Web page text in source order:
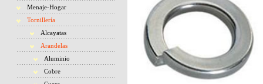
Menaje-Hogar
Tornillería
Alcayatas
Arandelas
Aluminio
Cobre